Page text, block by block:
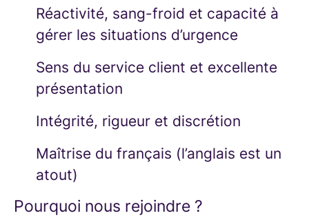
Réactivité, sang-froid et capacité à
gérer les situations d’urgence
Sens du service client et excellente
présentation
Intégrité, rigueur et discrétion
Maîtrise du français (l’anglais est un
atout)
Pourquoi nous rejoindre ?